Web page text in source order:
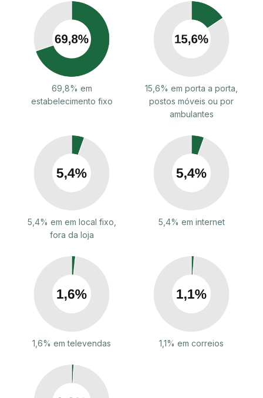
69,8% em
estabelecimento fixo
15,6% em porta a porta,
postos móveis ou por
ambulantes
5,4% em em local fixo,
fora da loja
5,4% em internet
1,6% em televendas 1,1% em correios